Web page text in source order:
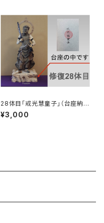
28体目「戒光慧童子」（台座納
入）
¥3,000